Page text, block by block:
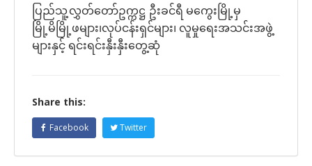
ပြည်သူ့လွှတ်တော်ဥက္ကဋ္ဌ ဦးခင်ရီ မကွေးမြို့မှ
မြို့မိမြို့ဖများ၊လုပ်ငန်းရှင်များ၊ လူမှုရေးအသင်းအဖွဲ့
များနှင့် ရင်းရင်းနှီးနှီးတွေ့ဆုံ
Share this:
Facebook Twitter